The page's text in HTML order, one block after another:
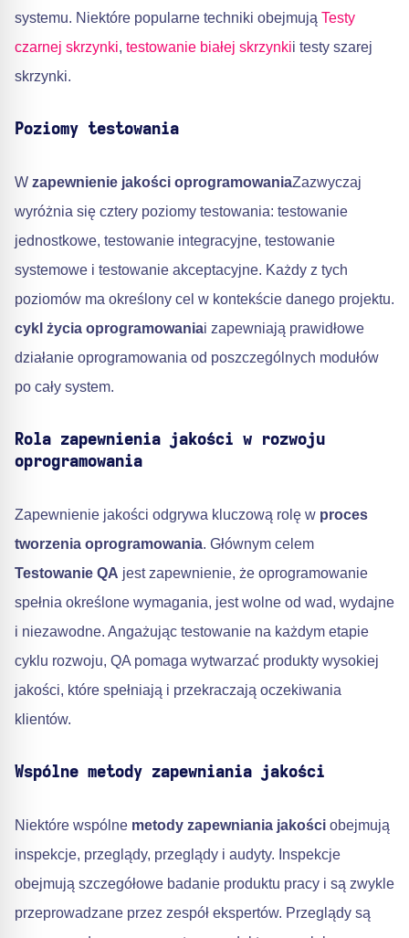
systemu. Niektóre popularne techniki obejmują Testy
czarnej skrzynki, testowanie białej skrzynkii testy szarej
skrzynki.
Poziomy testowania
W zapewnienie jakości oprogramowaniaZazwyczaj
wyróżnia się cztery poziomy testowania: testowanie
jednostkowe, testowanie integracyjne, testowanie
systemowe i testowanie akceptacyjne. Każdy z tych
poziomów ma określony cel w kontekście danego projektu.
cykl życia oprogramowaniai zapewniają prawidłowe
działanie oprogramowania od poszczególnych modułów
po cały system.
Rola zapewnienia jakości w rozwoju
oprogramowania
Zapewnienie jakości odgrywa kluczową rolę w proces
tworzenia oprogramowania. Głównym celem
Testowanie QA jest zapewnienie, że oprogramowanie
spełnia określone wymagania, jest wolne od wad, wydajne
i niezawodne. Angażując testowanie na każdym etapie
cyklu rozwoju, QA pomaga wytwarzać produkty wysokiej
jakości, które spełniają i przekraczają oczekiwania
klientów.
Wspólne metody zapewniania jakości
Niektóre wspólne metody zapewniania jakości obejmują
inspekcje, przeglądy, przeglądy i audyty. Inspekcje
obejmują szczegółowe badanie produktu pracy i są zwykle
przeprowadzane przez zespół ekspertów. Przeglądy są